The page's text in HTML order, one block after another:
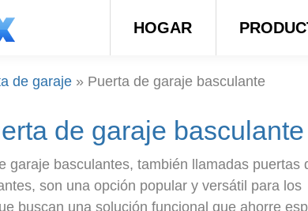
HOGAR
de garaje » Puerta de garaje basculante
de garaje basculante
garaje basculantes, también llamadas puertas
son una opción popular y versátil para los
buscan una solución funcional que ahorre